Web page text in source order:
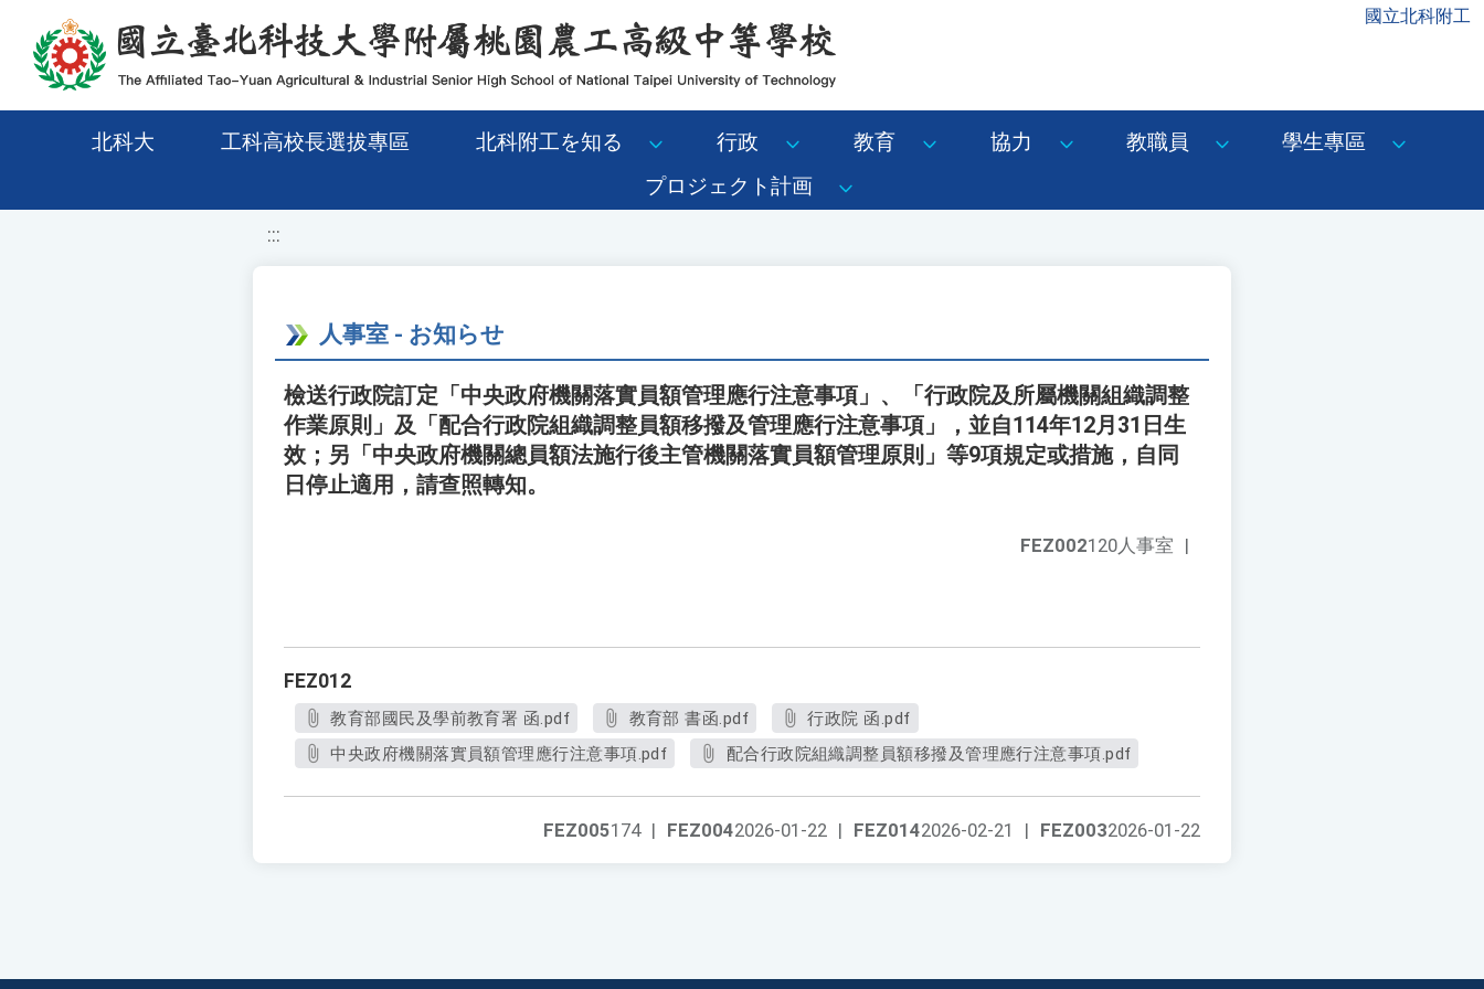
移至網頁之主要內容區位置 國立北科附工
北科大 工科高校長選拔專區 北科附工を知る 行政 教育 協力 教職員
學生專區
プロジェクト計画
:::
人事室 - お知らせ
檢送行政院訂定「中央政府機關落實員額管理應行注意事項」、「行政院及所屬機關組織調整
作業原則」及「配合行政院組織調整員額移撥及管理應行注意事項」，並自114年12月31日生
效；另「中央政府機關總員額法施行後主管機關落實員額管理原則」等9項規定或措施，自同
日停止適用，請查照轉知。
FEZ002120人事室 |
FEZ012
教育部國民及學前教育署 函.pdf 教育部 書函.pdf
行政院 函.pdf
中央政府機關落實員額管理應行注意事項.pdf
配合行政院組織調整員額移撥及管理應行注意事項.pdf
FEZ0032026-01-22
FEZ0142026-02-21 |
FEZ0042026-01-22 |
FEZ005174 |